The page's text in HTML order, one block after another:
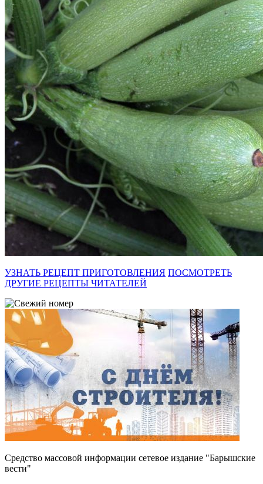
УЗНАТЬ РЕЦЕПТ ПРИГОТОВЛЕНИЯ ПОСМОТРЕТЬ
ДРУГИЕ РЕЦЕПТЫ ЧИТАТЕЛЕЙ
Средство массовой информации сетевое издание "Барышские
вести"